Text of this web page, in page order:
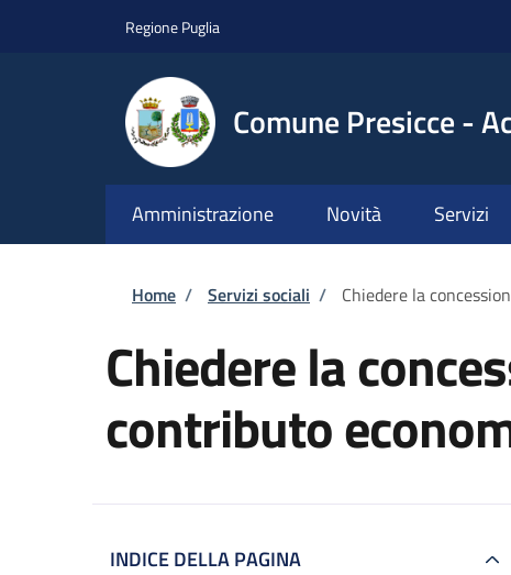
Regione Puglia
Comune Presicce -
Amministrazione Novità Servizi
Briciole di pane
Home / Servizi sociali / Chiedere la
Chiedere la
contributo
INDICE DELLA PAGINA